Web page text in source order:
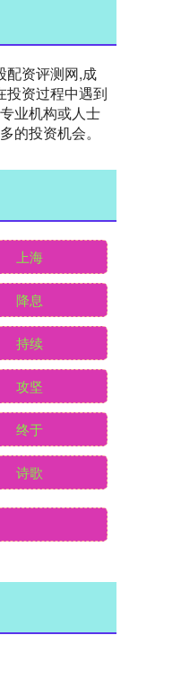
配资评测网,成
投资过程中遇到
业机构或人士
的投资机会。
上海
降息
持续
攻坚
终于
诗歌